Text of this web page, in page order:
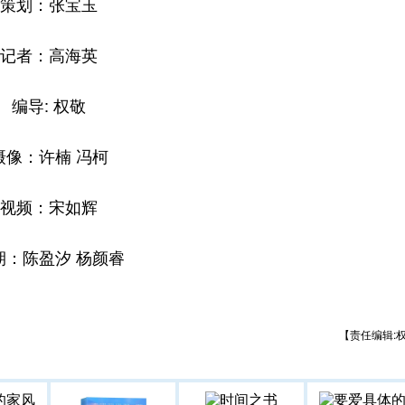
策划：张宝玉
记者：高海英
编导: 权敬
像：许楠 冯柯
视频：宋如辉
：陈盈汐 杨颜睿
【责任编辑: